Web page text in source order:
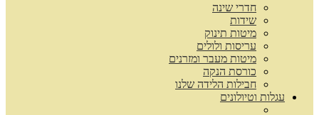
חדרי שינה
שידות
מיטות תינוק
עריסות ולולים
מיטות מעבר ומזרנים
כורסת הנקה
חבילות הלידה שלנו
עגלות וטיולונים